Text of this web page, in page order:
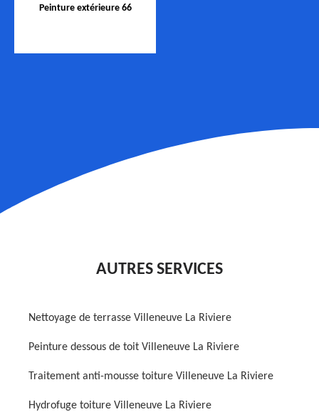
Peinture extérieure 66
AUTRES SERVICES
Nettoyage de terrasse Villeneuve La Riviere
Peinture dessous de toit Villeneuve La Riviere
Traitement anti-mousse toiture Villeneuve La Riviere
Hydrofuge toiture Villeneuve La Riviere